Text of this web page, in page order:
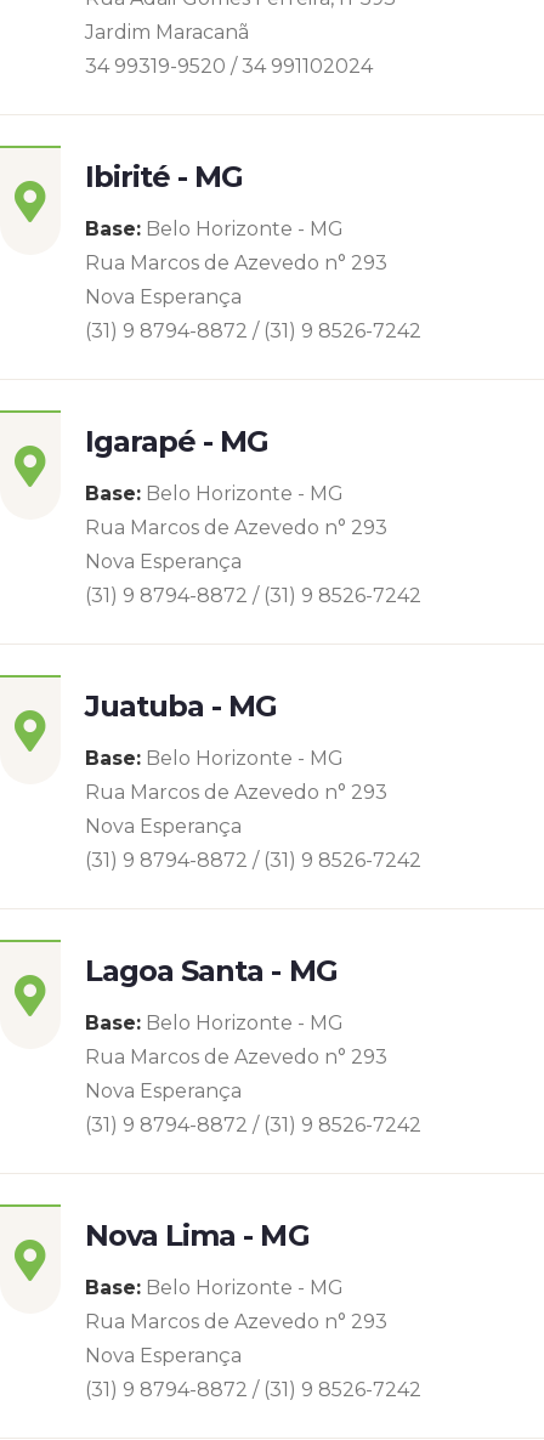
Jardim Maracanã
34 99319-9520 / 34 991102024
Ibirité - MG
Base: Belo Horizonte - MG
Rua Marcos de Azevedo n° 293
Nova Esperança
(31) 9 8794-8872 / (31) 9 8526-7242
Igarapé - MG
Base: Belo Horizonte - MG
Rua Marcos de Azevedo n° 293
Nova Esperança
(31) 9 8794-8872 / (31) 9 8526-7242
Juatuba - MG
Base: Belo Horizonte - MG
Rua Marcos de Azevedo n° 293
Nova Esperança
(31) 9 8794-8872 / (31) 9 8526-7242
Lagoa Santa - MG
Base: Belo Horizonte - MG
Rua Marcos de Azevedo n° 293
Nova Esperança
(31) 9 8794-8872 / (31) 9 8526-7242
Nova Lima - MG
Base: Belo Horizonte - MG
Rua Marcos de Azevedo n° 293
Nova Esperança
(31) 9 8794-8872 / (31) 9 8526-7242